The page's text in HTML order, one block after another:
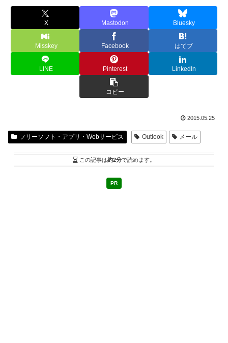
X Mastodon Bluesky
Misskey Facebook はてブ
LINE Pinterest LinkedIn
コピー
2015.05.25
フリーソフト・アプリ・Webサービス Outlook メール
この記事は約2分で読めます。
PR